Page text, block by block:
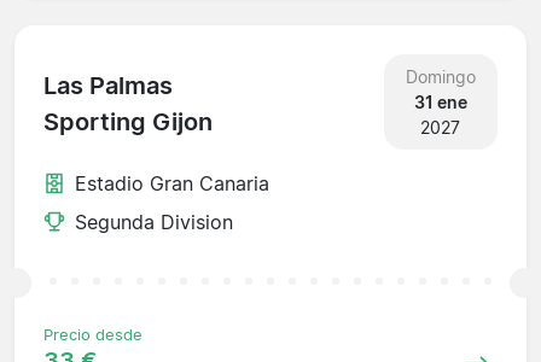
Las Palmas
Sporting Gijon
Domingo
31 ene
2027
Estadio Gran Canaria
Segunda Division
Precio desde